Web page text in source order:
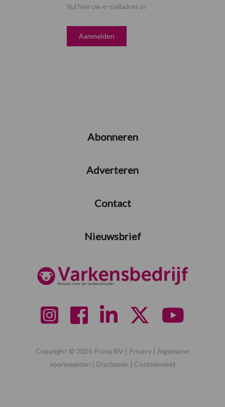
Vul hier uw e-mailadres in
Abonneren
Adverteren
Contact
Nieuwsbrief
Copyright © 2026 Prosu BV | Privacy | Algemene
voorwaarden | Disclaimer | Cookiebeleid